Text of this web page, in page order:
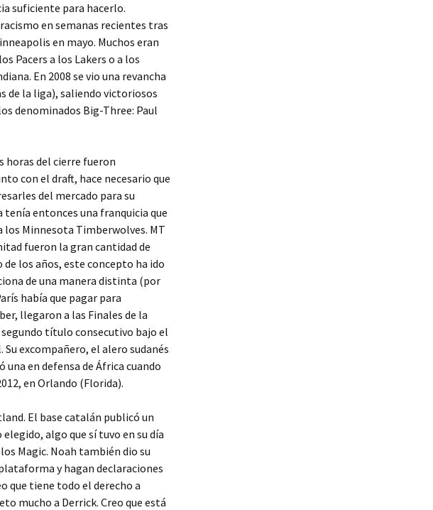
suficiente para hacerlo.
en semanas recientes tras
en mayo. Muchos eran
Pacers a los Lakers o a los
En 2008 se vio una revancha
de la liga), saliendo victoriosos
denominados Big-Three: Paul
horas del cierre fueron
con el draft, hace necesario que
del mercado para su
tenía entonces una franquicia que
los Minnesota Timberwolves. MT
fueron la gran cantidad de
los años, este concepto ha ido
de una manera distinta (por
había que pagar para
llegaron a las Finales de la
segundo título consecutivo bajo el
excompañero, el alero sudanés
en defensa de África cuando
en Orlando (Florida).
El base catalán publicó un
algo que sí tuvo en su día
Magic. Noah también dio su
y hagan declaraciones
que tiene todo el derecho a
mucho a Derrick. Creo que está